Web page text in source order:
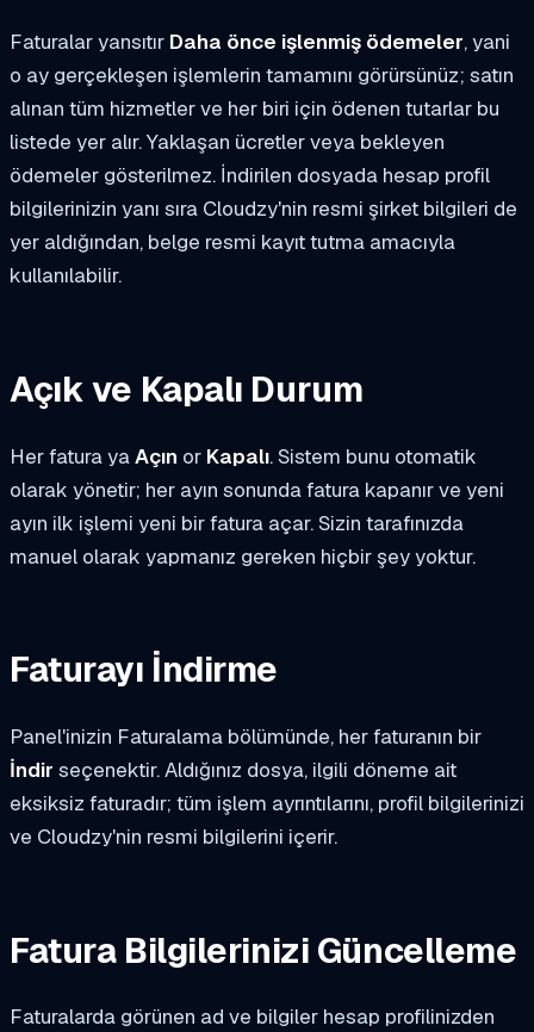
Faturalar yansıtır Daha önce işlenmiş ödemeler, yani
o ay gerçekleşen işlemlerin tamamını görürsünüz; satın
alınan tüm hizmetler ve her biri için ödenen tutarlar bu
listede yer alır. Yaklaşan ücretler veya bekleyen
ödemeler gösterilmez. İndirilen dosyada hesap profil
bilgilerinizin yanı sıra Cloudzy'nin resmi şirket bilgileri de
yer aldığından, belge resmi kayıt tutma amacıyla
kullanılabilir.
Açık ve Kapalı Durum
Her fatura yaAçın or Kapalı. Sistem bunu otomatik
olarak yönetir; her ayın sonunda fatura kapanır ve yeni
ayın ilk işlemi yeni bir fatura açar. Sizin tarafınızda
manuel olarak yapmanız gereken hiçbir şey yoktur.
Faturayı İndirme
Panel'inizin Faturalama bölümünde, her faturanın bir
İndir seçenektir. Aldığınız dosya, ilgili döneme ait
eksiksiz faturadır; tüm işlem ayrıntılarını, profil bilgilerinizi
ve Cloudzy'nin resmi bilgilerini içerir.
Fatura Bilgilerinizi Güncelleme
Faturalarda görünen ad ve bilgiler hesap profilinizden